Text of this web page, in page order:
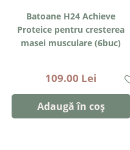
Batoane H24 Achieve
Proteice pentru cresterea
masei musculare (6buc)
109.00 Lei
Adaugă în coș